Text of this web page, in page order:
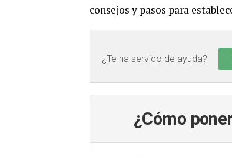
consejos y pasos para
¿Te ha servido de ayuda?
¿Cómo